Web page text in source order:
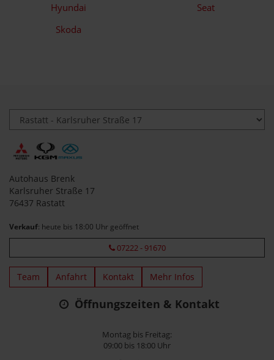
Hyundai
Seat
Skoda
Autohaus Brenk
Karlsruher Straße 17
76437 Rastatt
Verkauf: heute bis 18:00 Uhr geöffnet
07222 - 91670
Team Anfahrt Kontakt Mehr Infos
Öffnungszeiten & Kontakt
Montag bis Freitag:
09:00 bis 18:00 Uhr